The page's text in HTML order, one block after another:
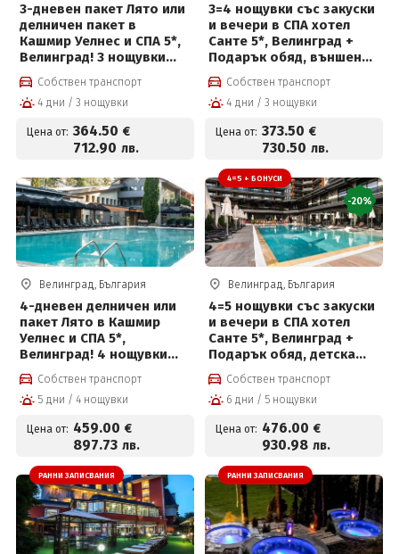
3-дневен пакет Лято или
делничен пакет в
Кашмир Уелнес и СПА 5*,
Велинград! 3 нощувки
със закуски, вечери и
ползване на СПА
Собствен транспорт
4 дни / 3 нощувки
Цена от: 364.50 €
712.90 лв.
3=4 нощувки със закуски
и вечери в СПА хотел
Санте 5*, Велинград +
Подарък обяд, външен
басейн, детска анимация
и СПА център на цени от
373.50 € на човек
Собствен транспорт
4 дни / 3 нощувки
Цена от: 373.50 €
730.50 лв.
Велинград, България
4-дневен делничен или
пакет Лято в Кашмир
Уелнес и СПА 5*,
Велинград! 4 нощувки
със закуски, премиум
вечери и ползване на
СПА център
Собствен транспорт
5 дни / 4 нощувки
Цена от: 459.00 €
897.73 лв.
4=5 + БОНУСИ
-20%
Велинград, България
4=5 нощувки със закуски
и вечери в СПА хотел
Санте 5*, Велинград +
Подарък обяд, детска
анимация, външен
басейн и СПА център на
цени от 476€ на човек и
Безплатно за дете до 10г
Собствен транспорт
6 дни / 5 нощувки
Цена от: 476.00 €
930.98 лв.
РАННИ ЗАПИСВАНИЯ РАННИ ЗАПИСВАНИЯ